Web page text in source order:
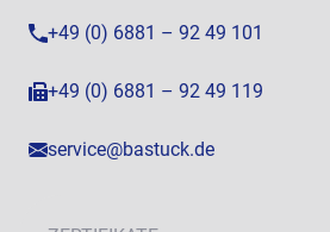
+49 (0) 6881 – 92 49 101
+49 (0) 6881 – 92 49 119
service@bastuck.de